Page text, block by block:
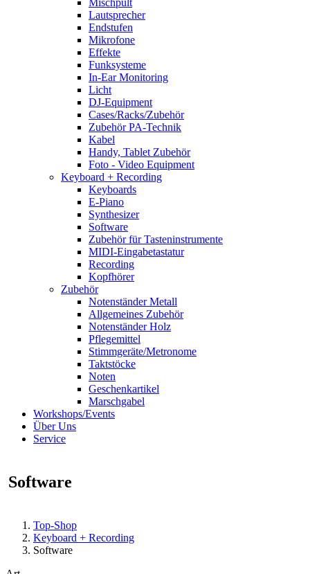
Mischpult
Lautsprecher
Endstufen
Mikrofone
Effekte
Funksysteme
In-Ear Monitoring
Licht
DJ-Equipment
Cases/Racks/Zubehör
Zubehör PA-Technik
Kabel
Handy, Tablet Zubehör
Foto - Video Equipment
Keyboard + Recording
Keyboards
E-Piano
Synthesizer
Software
Zubehör für Tasteninstrumente
MIDI-Eingabetastatur
Recording
Kopfhörer
Zubehör
Notenständer Metall
Allgemeines Zubehör
Notenständer Holz
Pflegemittel
Stimmgeräte/Metronome
Taktstöcke
Noten
Geschenkartikel
Marschgabel
Workshops/Events
Über Uns
Service
Software
Top-Shop
Keyboard + Recording
Software